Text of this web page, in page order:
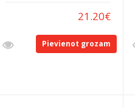
21.20€
Pievienot grozam